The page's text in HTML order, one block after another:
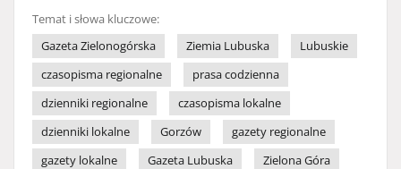
Temat i słowa kluczowe:
Gazeta Zielonogórska
Ziemia Lubuska
Lubuskie
czasopisma regionalne
prasa codzienna
dzienniki regionalne
czasopisma lokalne
dzienniki lokalne
Gorzów
gazety regionalne
gazety lokalne
Gazeta Lubuska Zielona Góra